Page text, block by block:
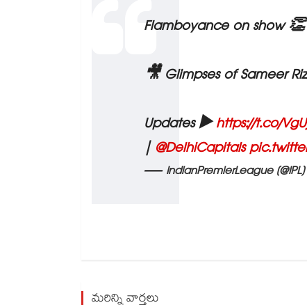
Flamboyance on show 👏
🎥 Glimpses of Sameer
Updates ▶️https://t.co/
|@DelhiCapitals
— IndianPremierLeague (@IPL)
మరిన్ని వార్తలు